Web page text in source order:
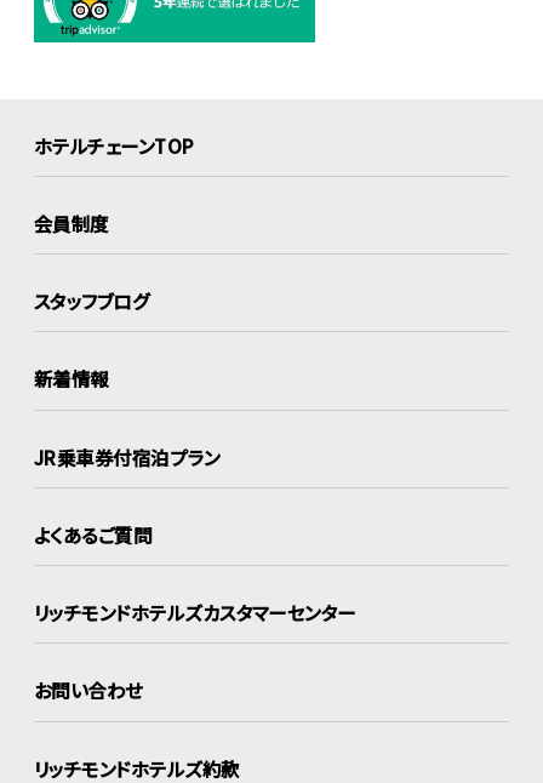
ホテルチェーンTOP
会員制度
スタッフブログ
新着情報
JR乗車券付宿泊プラン
よくあるご質問
リッチモンドホテルズカスタマーセンター
お問い合わせ
リッチモンドホテルズ約款